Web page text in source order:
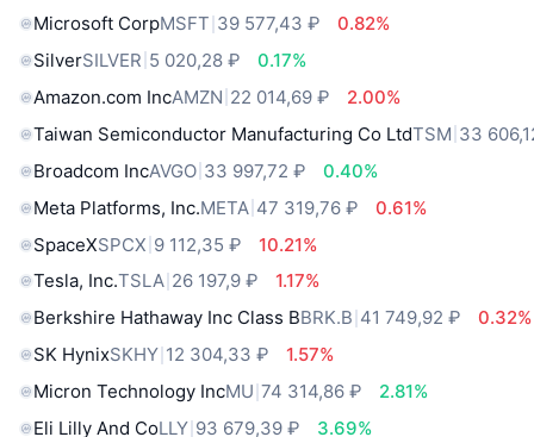
Microsoft CorpMSFT 39 577,43 ₽
0.82%
SilverSILVER 5 020,28 ₽
0.17%
Amazon.com IncAMZN 22 014,69 ₽
2.00%
Taiwan Semiconductor Manufacturing Co LtdTSM 33
Broadcom IncAVGO 33 997,72 ₽
0.40%
Meta Platforms, Inc.META 47 319,76 ₽
0.61%
SpaceXSPCX 9 112,35 ₽
10.21%
Tesla, Inc.TSLA 26 197,9 ₽
1.17%
Berkshire Hathaway Inc Class BBRK.B 41 749,92 ₽
0.32%
SK HynixSKHY 12 304,33 ₽
1.57%
Micron Technology IncMU 74 314,86 ₽
2.81%
Eli Lilly And CoLLY 93 679,39 ₽
3.69%